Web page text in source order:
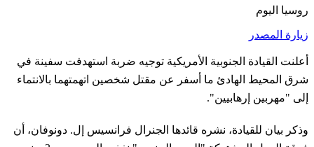
روسيا اليوم
زيارة المصدر
أعلنت القيادة الجنوبية الأمريكية توجيه ضربة استهدفت سفينة في
شرق المحيط الهادئ ما أسفر عن مقتل شخصين اتهمتهما بالانتماء
إلى "مهربين إرهابيين".
وذكر بيان للقيادة، نشره قائدها الجنرال فرانسيس إل. دونوفان، أن